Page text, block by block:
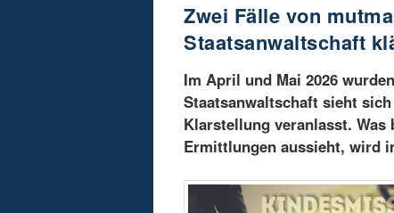
Zwei Fälle von
Staatsanwaltschaft
Im April und Mai 2026
Staatsanwaltschaft sieht
Klarstellung veranlasst.
Ermittlungen aussieht, wird